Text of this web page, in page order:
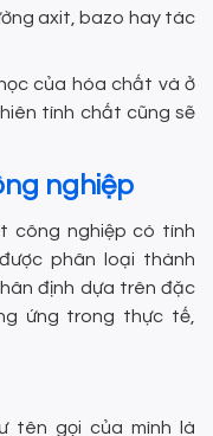
axit, bazo hay tác
của hóa chất và ở
tính chất cũng sẽ
nghiệp
công nghiệp có tính
phân loại thành
định dựa trên đặc
ứng trong thực tế,
tên gọi của mình là